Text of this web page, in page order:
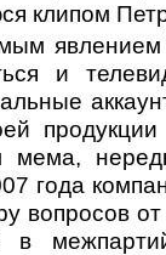
клипом
и
мема,
года
вопросов от